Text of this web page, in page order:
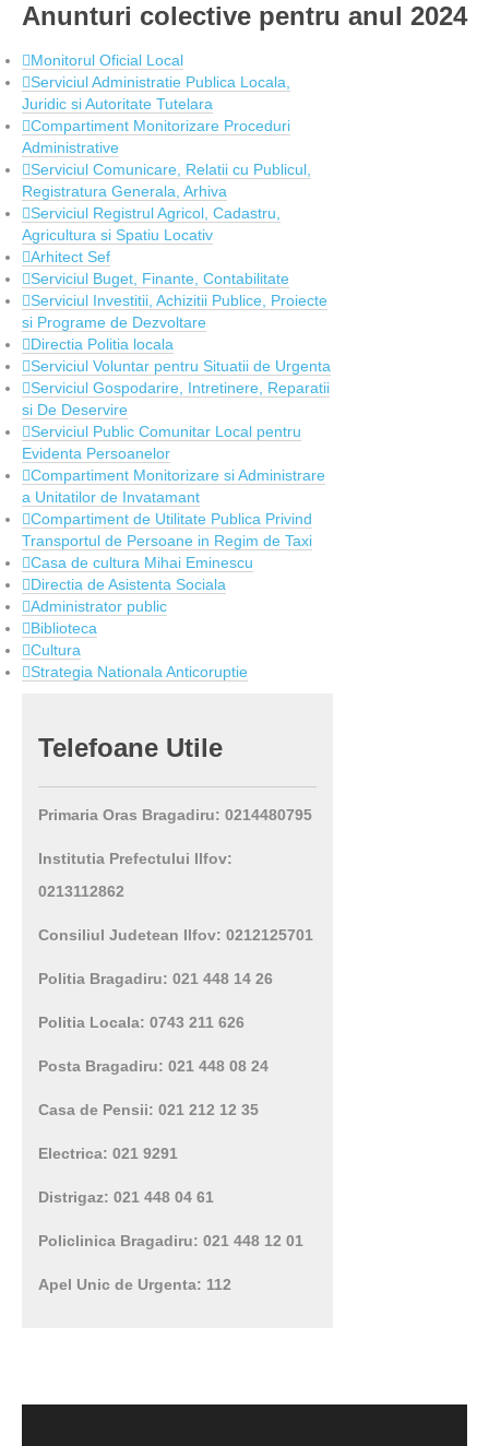
Anunturi colective pentru anul 2024
Monitorul Oficial Local
Serviciul Administratie Publica Locala,
Juridic si Autoritate Tutelara
Compartiment Monitorizare Proceduri
Administrative
Serviciul Comunicare, Relatii cu Publicul,
Registratura Generala, Arhiva
Serviciul Registrul Agricol, Cadastru,
Agricultura si Spatiu Locativ
Arhitect Sef
Serviciul Buget, Finante, Contabilitate
Serviciul Investitii, Achizitii Publice, Proiecte
si Programe de Dezvoltare
Directia Politia locala
Serviciul Voluntar pentru Situatii de Urgenta
Serviciul Gospodarire, Intretinere, Reparatii
si De Deservire
Serviciul Public Comunitar Local pentru
Evidenta Persoanelor
Compartiment Monitorizare si Administrare
a Unitatilor de Invatamant
Compartiment de Utilitate Publica Privind
Transportul de Persoane in Regim de Taxi
Casa de cultura Mihai Eminescu
Directia de Asistenta Sociala
Administrator public
Biblioteca
Cultura
Strategia Nationala Anticoruptie
Telefoane Utile
Primaria Oras Bragadiru: 0214480795
Institutia Prefectului Ilfov:
0213112862
Consiliul Judetean Ilfov: 0212125701
Politia Bragadiru: 021 448 14 26
Politia Locala: 0743 211 626
Posta Bragadiru: 021 448 08 24
Casa de Pensii: 021 212 12 35
Electrica: 021 9291
Distrigaz: 021 448 04 61
Policlinica Bragadiru: 021 448 12 01
Apel Unic de Urgenta: 112